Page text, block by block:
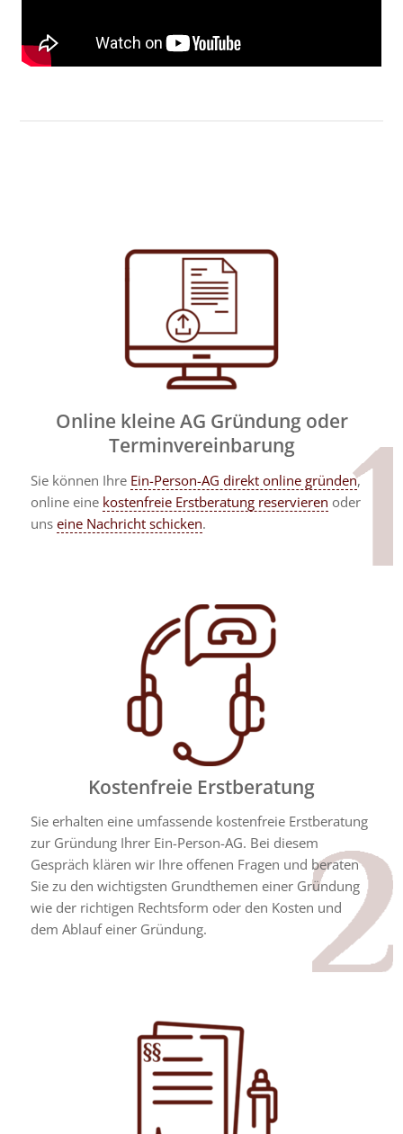
Online kleine AG Gründung oder
Terminvereinbarung
Sie können Ihre Ein-Person-AG direkt online gründen,
online eine kostenfreie Erstberatung reservieren oder
uns eine Nachricht schicken.
Kostenfreie Erstberatung
Sie erhalten eine umfassende kostenfreie Erstberatung
zur Gründung Ihrer Ein-Person-AG. Bei diesem
Gespräch klären wir Ihre offenen Fragen und beraten
Sie zu den wichtigsten Grundthemen einer Gründung
wie der richtigen Rechtsform oder den Kosten und
dem Ablauf einer Gründung.